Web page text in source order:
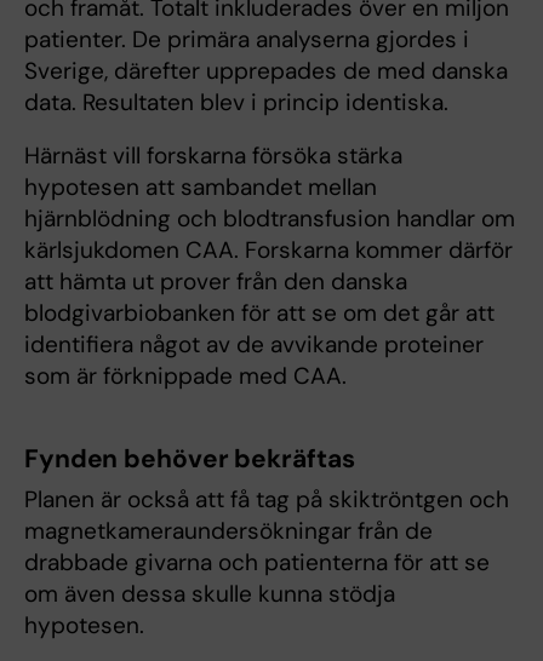
och framåt. Totalt inkluderades över en miljon
patienter. De primära analyserna gjordes i
Sverige, därefter upprepades de med danska
data. Resultaten blev i princip identiska.
Härnäst vill forskarna försöka stärka
hypotesen att sambandet mellan
hjärnblödning och blodtransfusion handlar om
kärlsjukdomen CAA. Forskarna kommer därför
att hämta ut prover från den danska
blodgivarbiobanken för att se om det går att
identifiera något av de avvikande proteiner
som är förknippade med CAA.
Fynden behöver bekräftas
Planen är också att få tag på skiktröntgen och
magnetkameraundersökningar från de
drabbade givarna och patienterna för att se
om även dessa skulle kunna stödja
hypotesen.